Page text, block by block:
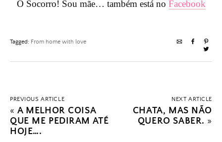
O Socorro! Sou mãe… também está no Facebook
Tagged: From home with love
PREVIOUS ARTICLE
«A MELHOR COISA
QUE ME PEDIRAM ATÉ
HOJE….
NEXT ARTICLE
CHATA, MAS NÃO
QUERO SABER. »